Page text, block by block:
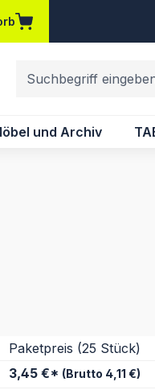
Merkzettel
und Archiv
Paketpreis (25 Stück)
3,45 €* (Brutto 4,11 €)